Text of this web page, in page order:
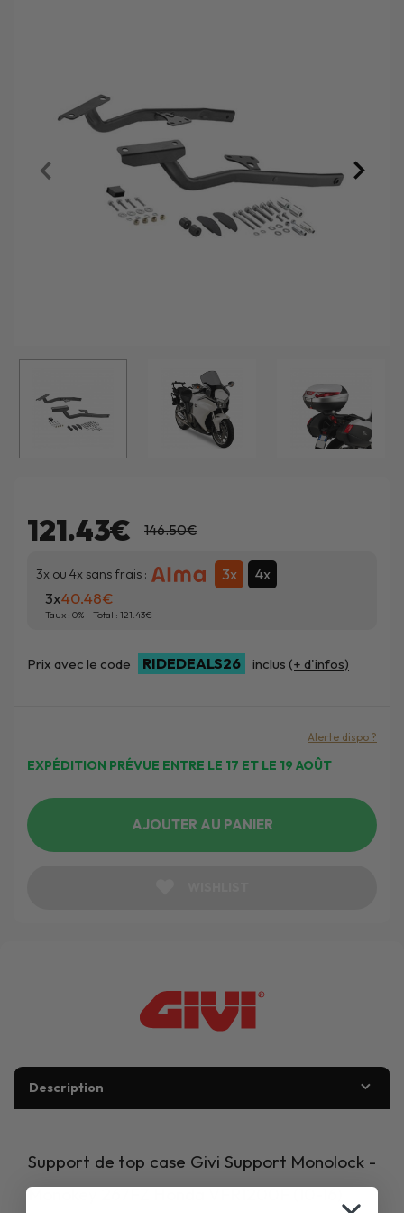
121.43€ 146.50€
3x ou 4x sans frais : 3x 4x
3x40.48
Taux : 0% - Total : 121.43
Prix avec le code RIDEDEALS26 inclus (+ d'infos)
EXPÉDITION PRÉVUE ENTRE LE 17 ET LE 19 AOÛT
Alerte dispo ?
AJOUTER AU PANIER
Description
Support de top case Givi Support Monolock -
Monokey 267FZ Honda VFR1200F (10-16)